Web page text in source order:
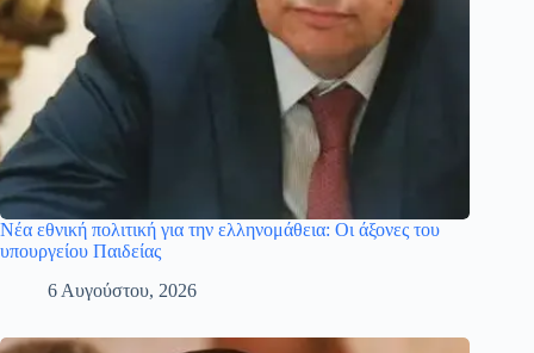
Νέα εθνική πολιτική για την ελληνομάθεια: Οι άξονες του
υπουργείου Παιδείας
6 Αυγούστου, 2026